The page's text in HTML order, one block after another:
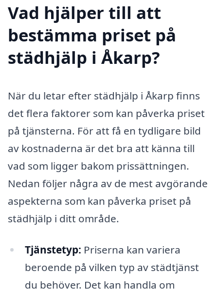
Vad hjälper till att
bestämma priset på
städhjälp i Åkarp?
När du letar efter städhjälp i Åkarp finns
det flera faktorer som kan påverka priset
på tjänsterna. För att få en tydligare bild
av kostnaderna är det bra att känna till
vad som ligger bakom prissättningen.
Nedan följer några av de mest avgörande
aspekterna som kan påverka priset på
städhjälp i ditt område.
Tjänstetyp: Priserna kan variera
beroende på vilken typ av städtjänst
du behöver. Det kan handla om